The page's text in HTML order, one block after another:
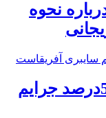
نحوه
هوش مصنوعی، بستر وقوع 55درصد جرایم